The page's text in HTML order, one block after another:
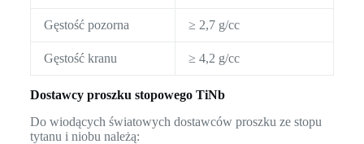
Gęstość pozorna ≥ 2,7 g/cc
Gęstość kranu ≥ 4,2 g/cc
Dostawcy proszku stopowego TiNb
Do wiodących światowych dostawców proszku ze stopu
tytanu i niobu należą: